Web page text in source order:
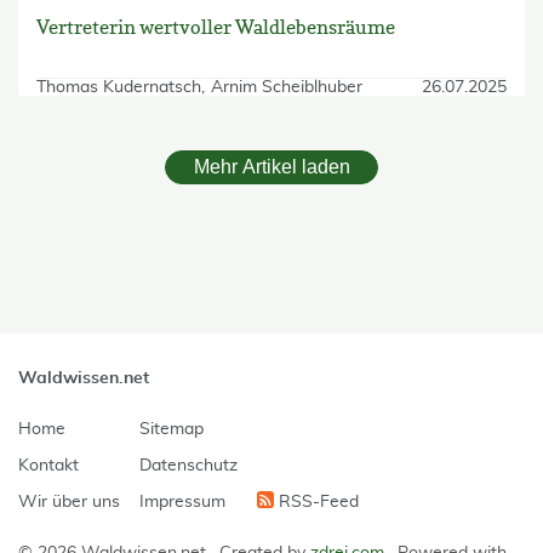
Vertreterin wertvoller Waldlebensräume
Thomas Kudernatsch Arnim Scheiblhuber 26.07.2025
Mehr Artikel laden
Waldwissen.net
Home
Kontakt
Wir über uns
Sitemap
Datenschutz
Impressum RSS-Feed